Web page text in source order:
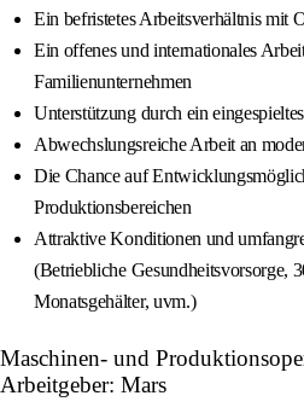
Ein befristetes Arbeitsverhältnis mit
Ein offenes und internationales
Familienunternehmen
Unterstützung durch ein
Abwechslungsreiche Arbeit an
Die Chance auf
Produktionsbereichen
Attraktive Konditionen und
(Betriebliche Gesundheitsvorsorge,
Monatsgehälter, uvm.)
Maschinen- und
Arbeitgeber: Mars